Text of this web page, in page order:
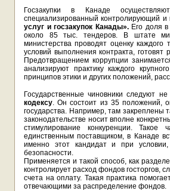
Госзакупки в Канаде
специализированный контролирующий
услуг и госзакупок Канады».Его доля в
около 85 тыс. тендеров. В штате
министерства проводят оценку
условий выполнения контракта,
Предотвращением коррупции
анализируют практику каждого
принципов этики и других положений,
Государственные чиновники следуют
кодексу. Он состоит из 35 положений,
государства. Например, там закреплены
законодательстве носит вполне
стимулирование конкуренции. Такое
единственным поставщиком, в Канаде
именно этот кандидат и при условии,
безопасности.
Применяется и такой способ, как
контролирует расход фондов госторгов,
счета на оплату. Такая практика
отвечающими за распределение фондов.